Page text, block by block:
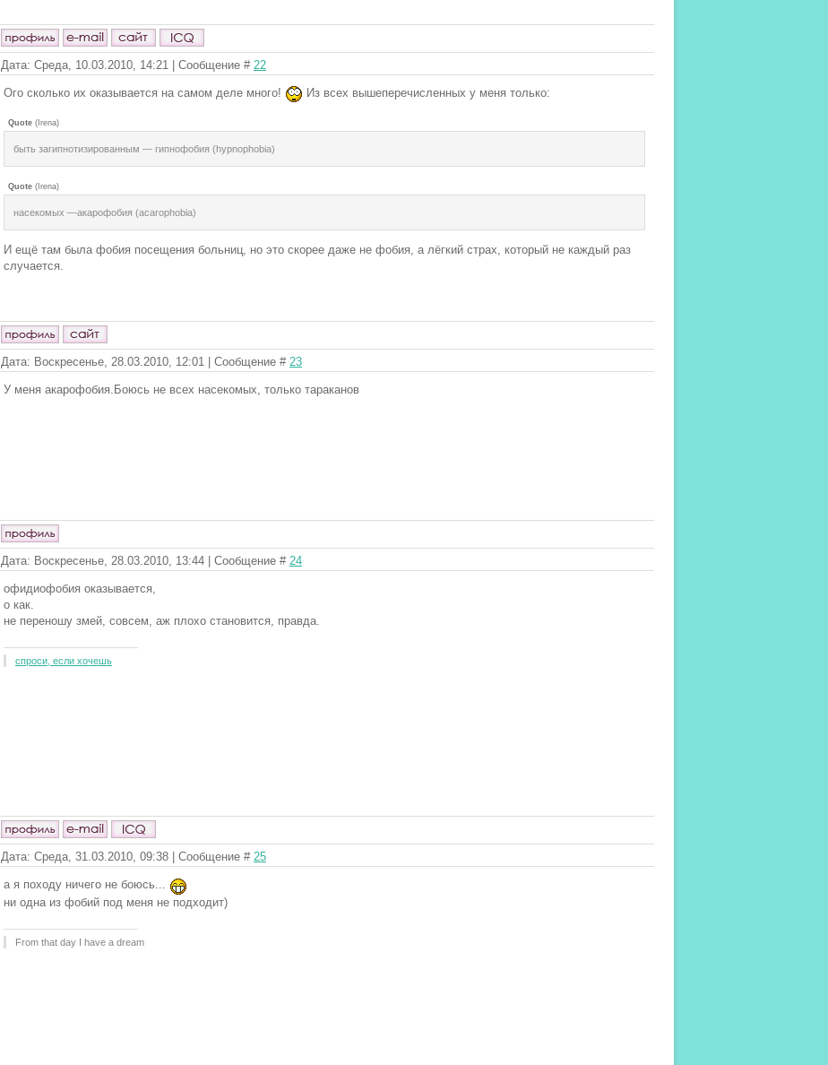
Дата: Среда, 10.03.2010, 14:21 | Сообщение # 22
Ого сколько их оказывается на самом деле много! Из всех вышеперечисленных у меня только:
Quote ( Irena)
быть загипнотизированным — гипнофобия (hypnophobia)
Quote ( Irena)
насекомых —акарофобия (acarophobia)
И ещё там была фобия посещения больниц, но это скорее даже не фобия, а лёгкий страх, который не каждый раз
случается.
Дата: Воскресенье, 28.03.2010, 12:01 | Сообщение # 23
У меня акарофобия.Боюсь не всех насекомых, только тараканов
Дата: Воскресенье, 28.03.2010, 13:44 | Сообщение # 24
офидиофобия оказывается,
о как.
не переношу змей, совсем, аж плохо становится, правда.
спроси, если хочешь
Дата: Среда, 31.03.2010, 09:38 | Сообщение # 25
а я походу ничего не боюсь...
ни одна из фобий под меня не подходит)
From that day I have a dream